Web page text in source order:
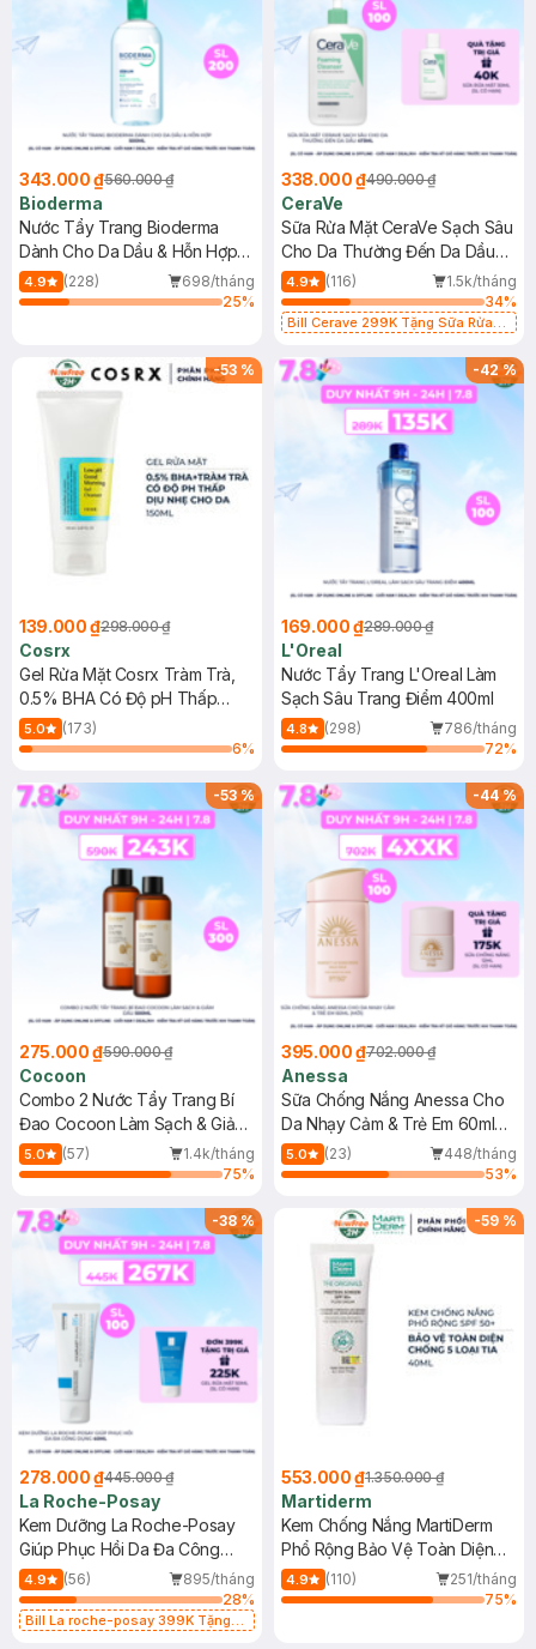
343.000 ₫560.000 ₫
Bioderma
Nước Tẩy Trang Bioderma
Dành Cho Da Dầu & Hỗn Hợp
500ml
4.9 (228)
698/tháng
25%
338.000 ₫490.000 ₫
CeraVe
Sữa Rửa Mặt CeraVe Sạch Sâu
Cho Da Thường Đến Da Dầu
473ml
4.9 (116)
1.5k/tháng
34%
Bill Cerave 299K Tặng Sữa Rửa
-53 %
139.000 ₫298.000 ₫
Cosrx
Gel Rửa Mặt Cosrx Tràm Trà,
0.5% BHA Có Độ pH Thấp
150ml
5.0
(173)
6%
-42%
169.000 ₫289.000 ₫
L'Oreal
Nước Tẩy Trang L'Oreal Làm
Sạch Sâu Trang Điểm 400ml
4.8 (298)
786/tháng
72%
-53%
275.000 ₫590.000 ₫
Cocoon
Combo 2 Nước Tẩy Trang Bí
Đao Cocoon Làm Sạch & Giảm
Dầu 500ml
5.0 (57)
1.4k/tháng
75%
-44%
395.000 ₫702.000 ₫
Anessa
Sữa Chống Nắng Anessa Cho
Da Nhạy Cảm & Trẻ Em 60ml
(Mới)
5.0 (23)
448/tháng
53%
-38%
278.000 ₫445.000 ₫
La Roche-Posay
Kem Dưỡng La Roche-Posay
Giúp Phục Hồi Da Đa Công
Dụng 40ml
4.9 (56)
895/tháng
28%
Bill La roche-posay 399K Tặng
-59 %
553.000 ₫1.350.000 ₫
Martiderm
Kem Chống Nắng MartiDerm
Phổ Rộng Bảo Vệ Toàn Diện
40ml
4.9 (110)
251/tháng
75%